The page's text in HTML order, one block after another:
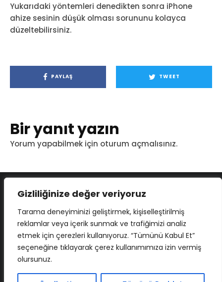
Gizliliğinize değer veriyoruz
Tarama deneyiminizi geliştirmek, kişiselleştirilmiş
reklamlar veya içerik sunmak ve trafiğimizi analiz
etmek için çerezleri kullanıyoruz. “Tümünü Kabul Et”
seçeneğine tıklayarak çerez kullanımımıza izin vermiş
olursunuz.
Yukarıdaki yöntemleri denedikten sonra iPhone
ahize sesinin düşük olması sorununu kolayca
düzeltebilirsiniz.
PAYLAŞ TWEET
Bir yanıt yazın
Yorum yapabilmek için oturum açmalısınız.